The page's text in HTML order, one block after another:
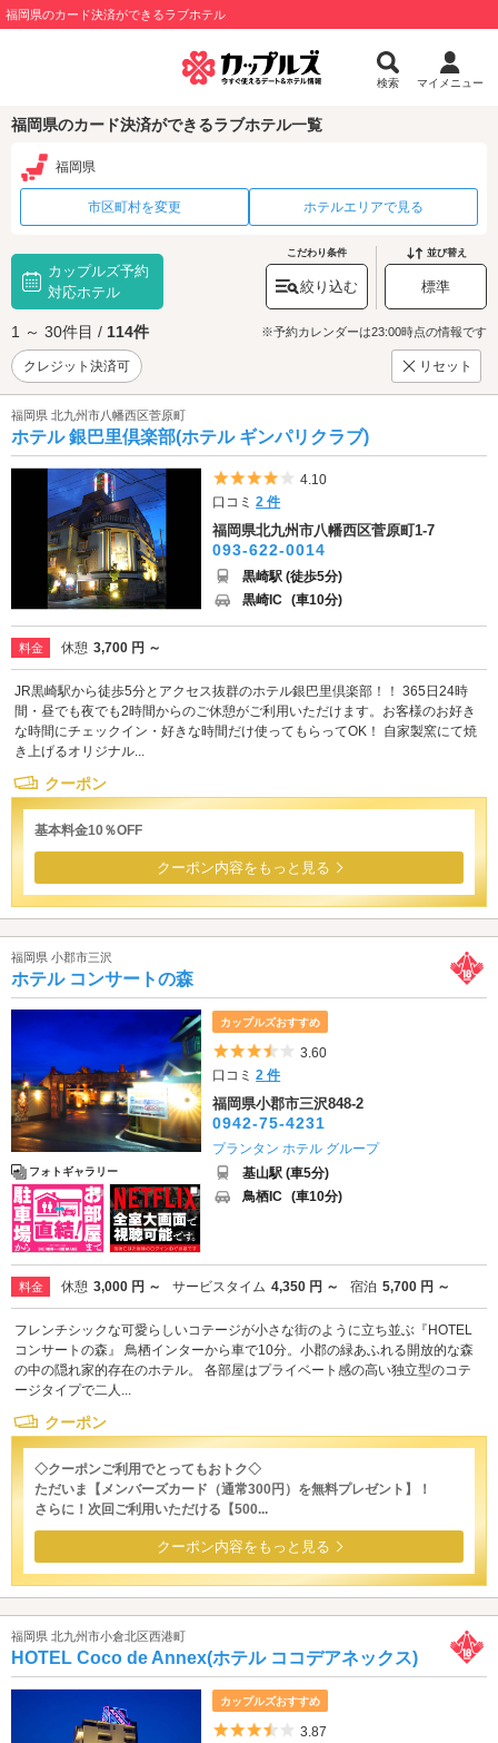
福岡県のカード決済ができるラブホテル
検索 マイメニュー
福岡県のカード決済ができるラブホテル一覧
福岡県
市区町村を変更 ホテルエリアで見る
カップルズ予約
対応ホテル
こだわり条件
絞り込む
並び替え
標準
1 ～ 30件目 / 114件 ※予約カレンダーは23:00時点の情報です
クレジット決済可 リセット
福岡県 北九州市八幡西区菅原町
ホテル 銀巴里倶楽部(ホテル ギンパリクラブ)
5つ星のうち4
4.10
口コミ2 件
福岡県北九州市八幡西区菅原町1-7
093-622-0014
黒崎駅 (徒歩5分)
黒崎IC (車10分)
料金 休憩 3,700 円 ～
JR黒崎駅から徒歩5分とアクセス抜群のホテル銀巴里倶楽部！！ 365日24時
間・昼でも夜でも2時間からのご休憩がご利用いただけます。お客様のお好き
な時間にチェックイン・好きな時間だけ使ってもらってOK！ 自家製窯にて焼
き上げるオリジナル...
クーポン
基本料金10％OFF
クーポン内容をもっと見る
福岡県 小郡市三沢
ホテル コンサートの森
フォトギャラリー
カップルズおすすめ
5つ星のうち3.5
3.60
口コミ2 件
福岡県小郡市三沢848-2
0942-75-4231
プランタン ホテル グループ
基山駅 (車5分)
鳥栖IC (車10分)
料金 休憩 3,000 円 ～ サービスタイム 4,350 円 ～ 宿泊 5,700 円 ～
フレンチシックな可愛らしいコテージが小さな街のように立ち並ぶ『HOTEL
コンサートの森』 鳥栖インターから車で10分。小郡の緑あふれる開放的な森
の中の隠れ家的存在のホテル。 各部屋はプライベート感の高い独立型のコテ
ージタイプで二人...
クーポン
◇クーポンご利用でとってもおトク◇
ただいま【メンバーズカード（通常300円）を無料プレゼント】！
さらに！次回ご利用いただける【500...
クーポン内容をもっと見る
福岡県 北九州市小倉北区西港町
HOTEL Coco de Annex(ホテル ココデアネックス)
カップルズおすすめ
5つ星のうち3.5
3.87